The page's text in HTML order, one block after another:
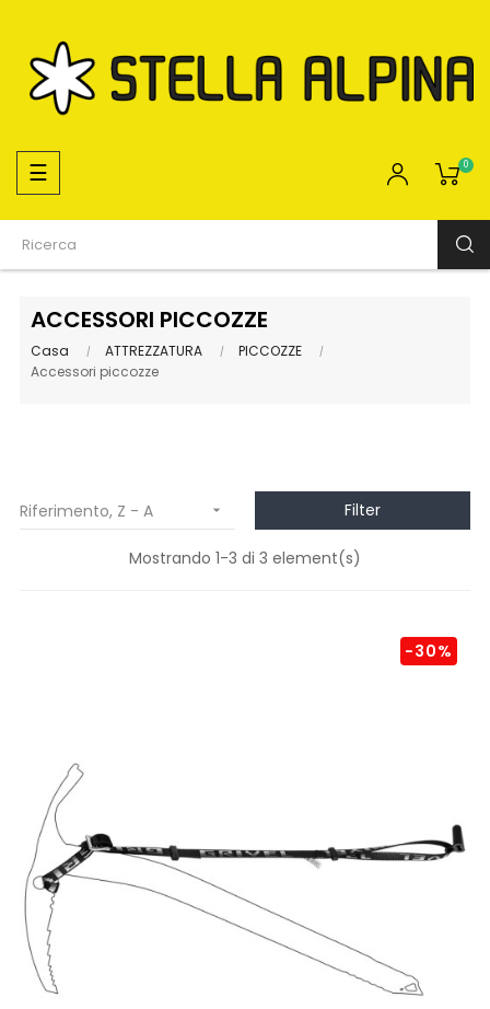
navigazione
Toggle
☰ 0
ACCESSORI PICCOZZE
Casa ATTREZZATURA
PICCOZZE
Accessori piccozze
Riferimento, Z - A  Filter
Mostrando 1-3 di 3 element(s)
-30%